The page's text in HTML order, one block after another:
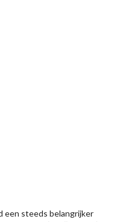
een steeds belangrijker